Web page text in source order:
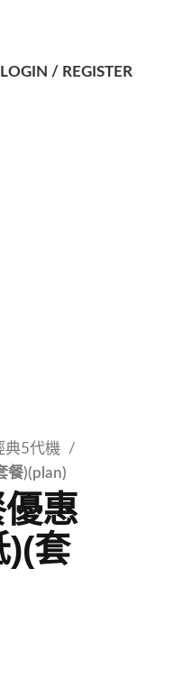
LOGIN / REGISTER
典5代機
餐)(plan)
惠
)(套